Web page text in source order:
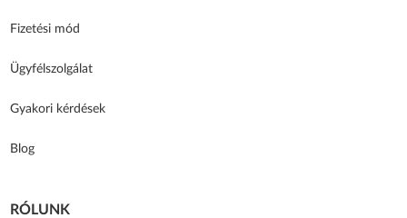
Fizetési mód
Ügyfélszolgálat
Gyakori kérdések
Blog
RÓLUNK